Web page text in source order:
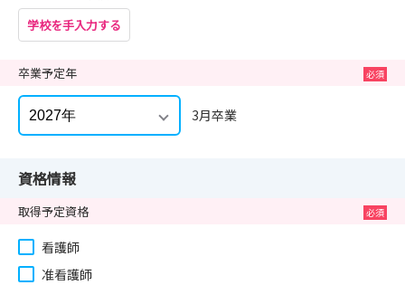
学校を手入力する
卒業予定年
3月卒業
資格情報
取得予定資格
看護師
准看護師